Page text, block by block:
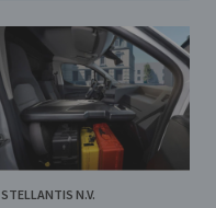
STELLANTIS N.V.